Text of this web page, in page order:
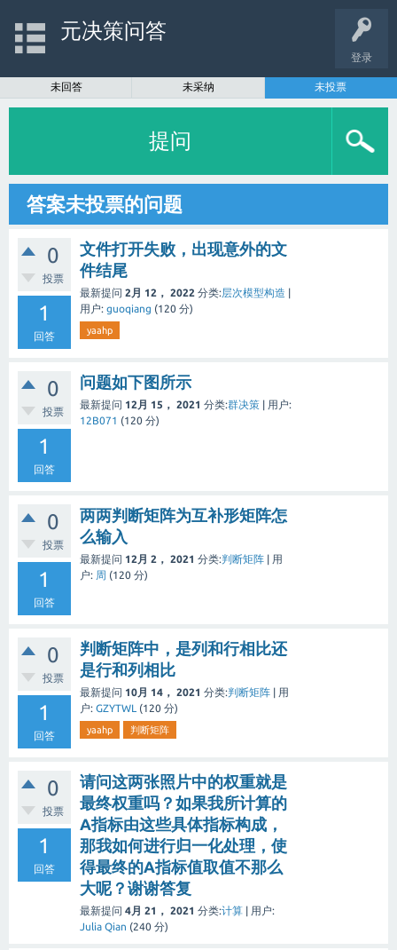
登录
元决策问答
未回答 未采纳 未投票
提问
答案未投票的问题
0
投票
1
回答
文件打开失败，出现意外的文
件结尾
最新提问 2月 12， 2022 分类:层次模型构造 |
用户: guoqiang (120 分)
yaahp
0
投票
1
回答
问题如下图所示
最新提问 12月 15， 2021 分类:群决策 | 用户:
12B071 (120 分)
0
投票
1
回答
两两判断矩阵为互补形矩阵怎
么输入
最新提问 12月 2， 2021 分类:判断矩阵 | 用
户: 周 (120 分)
0
投票
1
回答
判断矩阵中，是列和行相比还
是行和列相比
最新提问 10月 14， 2021 分类:判断矩阵 | 用
户: GZYTWL (120 分)
yaahp 判断矩阵
0
投票
1
回答
请问这两张照片中的权重就是
最终权重吗？如果我所计算的
A指标由这些具体指标构成，
那我如何进行归一化处理，使
得最终的A指标值取值不那么
大呢？谢谢答复
最新提问 4月 21， 2021 分类:计算 | 用户:
Julia Qian (240 分)